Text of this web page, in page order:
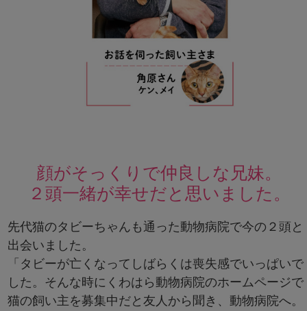
顔がそっくりで仲良しな兄妹。
２頭一緒が幸せだと思いました。
先代猫のタビーちゃんも通った動物病院で今の２頭と
出会いました。
「タビーが亡くなってしばらくは喪失感でいっぱいで
した。そんな時にくわはら動物病院のホームページで
猫の飼い主を募集中だと友人から聞き、動物病院へ。